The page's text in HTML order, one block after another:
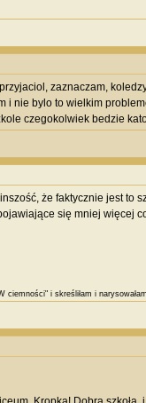
zaznaczam,
nie bylo to wielkim
czegokolwiek bedzie
że faktycznie jest to
się mniej więcej
ciemności" i skreśliłam i